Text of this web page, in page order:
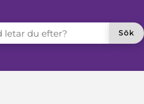
DU EFTER?
Sök